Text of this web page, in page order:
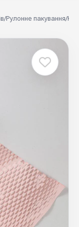
/Рулонне пакування/